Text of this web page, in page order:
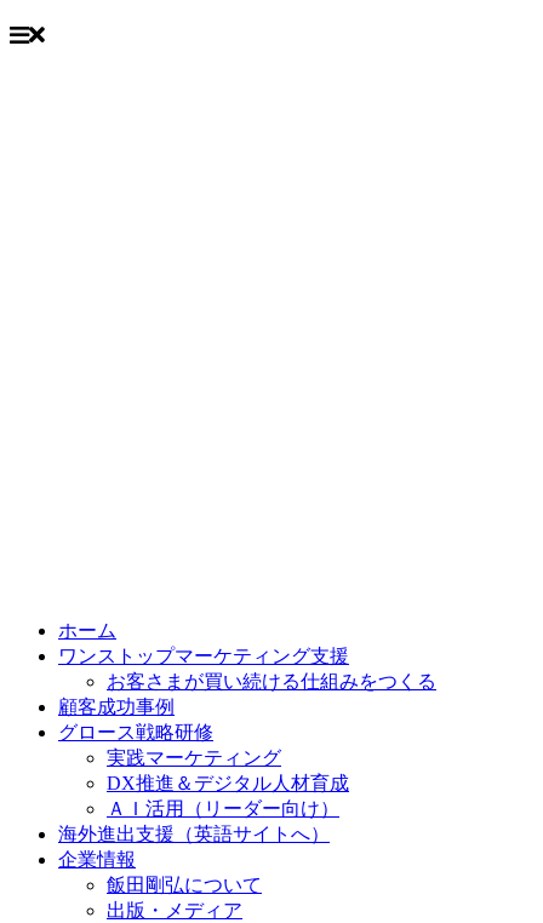
content
ホーム
ワンストップマーケティング支援
お客さまが買い続ける仕組みをつくる
顧客成功事例
グロース戦略研修
実践マーケティング
DX推進＆デジタル人材育成
ＡＩ活用（リーダー向け）
海外進出支援（英語サイトへ）
企業情報
飯田剛弘について
出版・メディア